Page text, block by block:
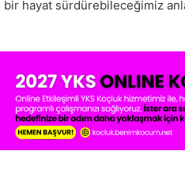
bir hayat sürdürebileceğimiz